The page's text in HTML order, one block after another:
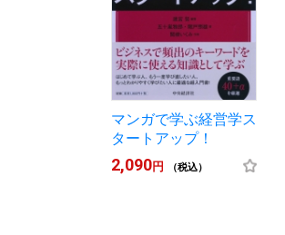
マンガで学ぶ経営学ス
タートアップ！
2,090円 （税込）